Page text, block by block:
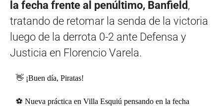
la fecha frente al penúltimo, Banfield,
tratando de retomar la senda de la victoria
luego de la derrota 0-2 ante Defensa y
Justicia en Florencio Varela.
👋 ¡Buen día, Piratas!
⚽ Nueva práctica en Villa Esquiú pensando en la fecha